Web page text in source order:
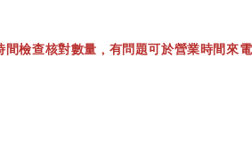
間檢查核對數量，有問題可於營業時間來